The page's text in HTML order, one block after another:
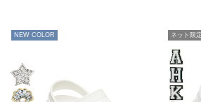
NEW COLOR ネット限定